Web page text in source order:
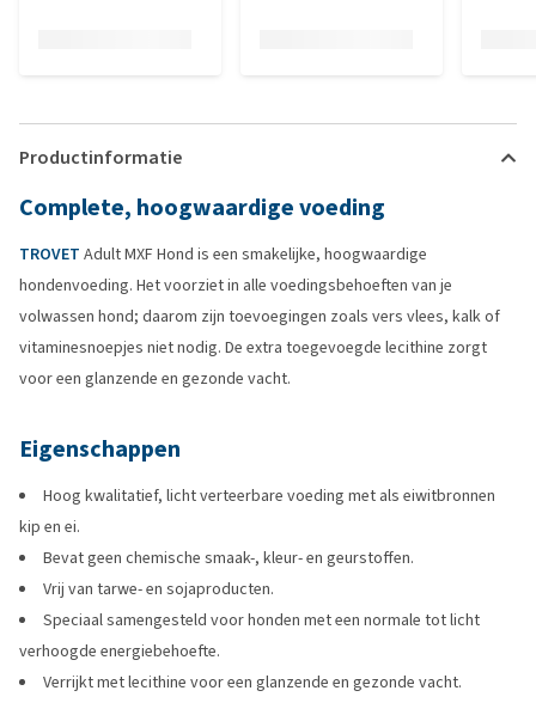
Productinformatie
Complete, hoogwaardige voeding
TROVET Adult MXF Hond is een smakelijke, hoogwaardige
hondenvoeding. Het voorziet in alle voedingsbehoeften van je
volwassen hond; daarom zijn toevoegingen zoals vers vlees, kalk of
vitaminesnoepjes niet nodig. De extra toegevoegde lecithine zorgt
voor een glanzende en gezonde vacht.
Eigenschappen
Hoog kwalitatief, licht verteerbare voeding met als eiwitbronnen
kip en ei.
Bevat geen chemische smaak-, kleur- en geurstoffen.
Vrij van tarwe- en sojaproducten.
Speciaal samengesteld voor honden met een normale tot licht
verhoogde energiebehoefte.
Verrijkt met lecithine voor een glanzende en gezonde vacht.